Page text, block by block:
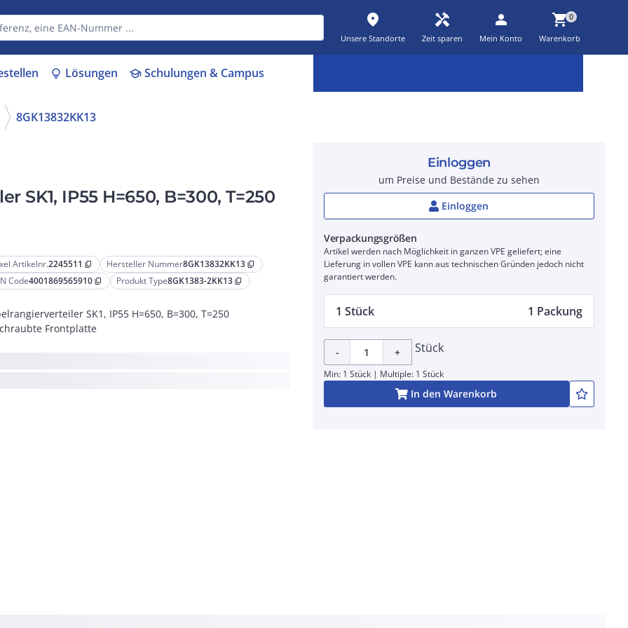
place
Unsere Standorte
handyman
Zeit sparen
person
Mein Konto
shopping_cart0
Warenkorb
lightbulb Lösungen schoolSchulungen & Campus
8GK13832KK13
SK1, IP55 H=650, B=300, T=250
Artikelnr.2245511 content_copy Hersteller Nummer8GK13832KK13 content_copy
Code4001869565910 content_copy Produkt Type8GK1383-2KK13 content_copy
SK1, IP55 H=650, B=300, T=250
Frontplatte
Einloggen
um Preise und Bestände zu sehen
Einloggen
Verpackungsgrößen
Artikel werden nach Möglichkeit in ganzen VPE geliefert; eine
Lieferung in vollen VPE kann aus technischen Gründen jedoch nicht
garantiert werden.
1 Stück 1 Packung
- + Stück
Min: 1 Stück | Multiple: 1 Stück
In den Warenkorb